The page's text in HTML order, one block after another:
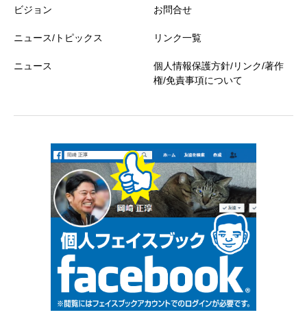
ビジョン
ニュース/トピックス
ニュース
お問合せ
リンク一覧
個人情報保護方針/リンク/著作
権/免責事項について